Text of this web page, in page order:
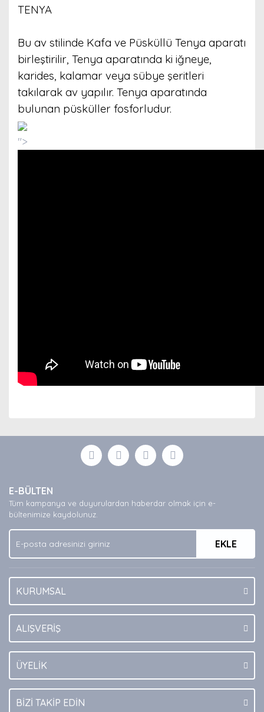
TENYA
Bu av stilinde Kafa ve Püsküllü Tenya aparatı
birleştirilir, Tenya aparatında ki iğneye,
karides, kalamar veya sübye şeritleri
takılarak av yapılır. Tenya aparatında
bulunan püsküller fosforludur.
">
Yorum Yaz
formunu kullanarak tarafımıza iletebilirsiniz.
Görüş ve önerileriniz için teşekkür ederiz.
Ürün açıklamasında eksik bilgiler bulunuyor.
Ürün bilgilerinde hatalar bulunuyor.
Ürün fiyatı diğer sitelerden daha pahalı.
Bu ürüne benzer farklı alternatifler olmalı.
E-BÜLTEN
Tüm kampanya ve duyurulardan haberdar olmak için e-
bültenimize kaydolunuz.
EKLE
KURUMSAL
ALIŞVERİŞ
ÜYELİK
BİZİ TAKİP EDİN